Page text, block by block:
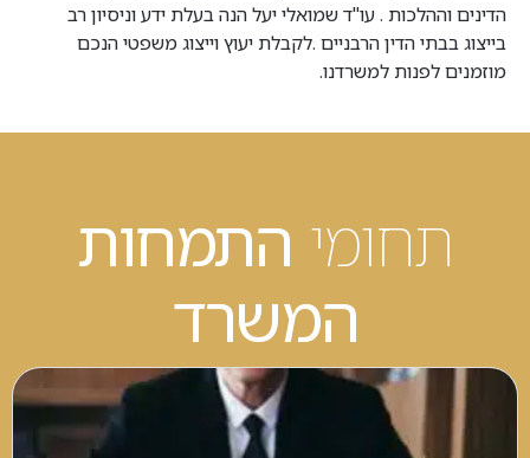
הדינים וההלכות . עו"ד שמואלי יעל הנה בעלת ידע וניסיון רב
בייצוג בבתי הדין הרבניים .לקבלת יעוץ וייצוג משפטי הנכם
מוזמנים לפנות למשרדנו.
תחומי התמחות
המשרד